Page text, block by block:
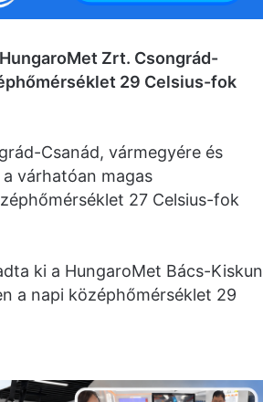
Zrt. Csongrád-
29 Celsius-fok
Csanád, vármegyére és
várhatóan magas
27 Celsius-fok
ki a HungaroMet Bács-Kiskun
a napi középhőmérséklet 29